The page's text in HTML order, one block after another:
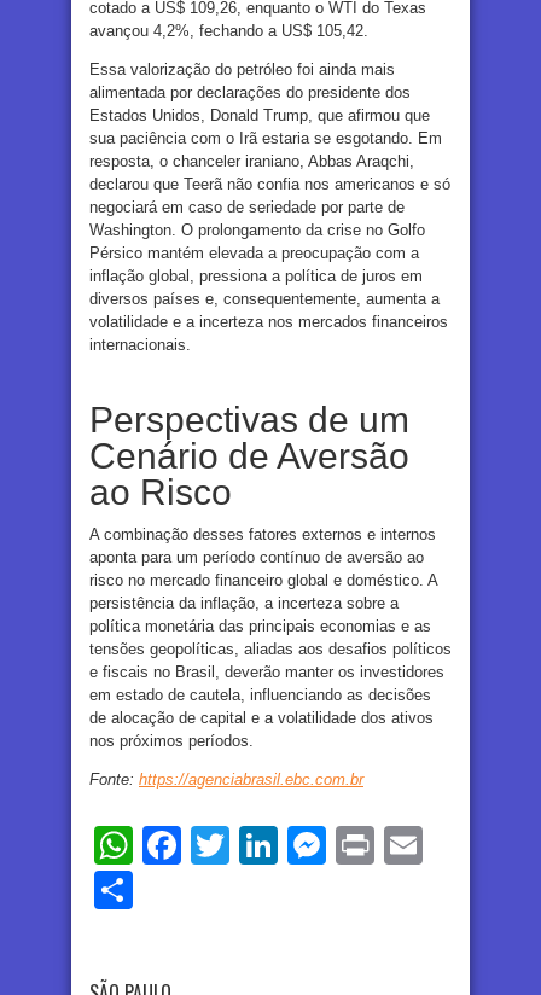
cotado a US$ 109,26, enquanto o WTI do Texas
avançou 4,2%, fechando a US$ 105,42.
Essa valorização do petróleo foi ainda mais
alimentada por declarações do presidente dos
Estados Unidos, Donald Trump, que afirmou que
sua paciência com o Irã estaria se esgotando. Em
resposta, o chanceler iraniano, Abbas Araqchi,
declarou que Teerã não confia nos americanos e só
negociará em caso de seriedade por parte de
Washington. O prolongamento da crise no Golfo
Pérsico mantém elevada a preocupação com a
inflação global, pressiona a política de juros em
diversos países e, consequentemente, aumenta a
volatilidade e a incerteza nos mercados financeiros
internacionais.
Perspectivas de um
Cenário de Aversão
ao Risco
A combinação desses fatores externos e internos
aponta para um período contínuo de aversão ao
risco no mercado financeiro global e doméstico. A
persistência da inflação, a incerteza sobre a
política monetária das principais economias e as
tensões geopolíticas, aliadas aos desafios políticos
e fiscais no Brasil, deverão manter os investidores
em estado de cautela, influenciando as decisões
de alocação de capital e a volatilidade dos ativos
nos próximos períodos.
Fonte: https://agenciabrasil.ebc.com.br
WhatsApp
Facebook
TwitterLinkedIn
Messenger
Print